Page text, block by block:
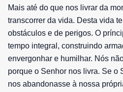
Mais até do que nos livrar da
transcorrer da vida. Desta vida
obstáculos e de perigos. O
tempo integral, construindo
envergonhar e humilhar. Nós
porque o Senhor nos livra. Se o
nos abandonasse à nossa